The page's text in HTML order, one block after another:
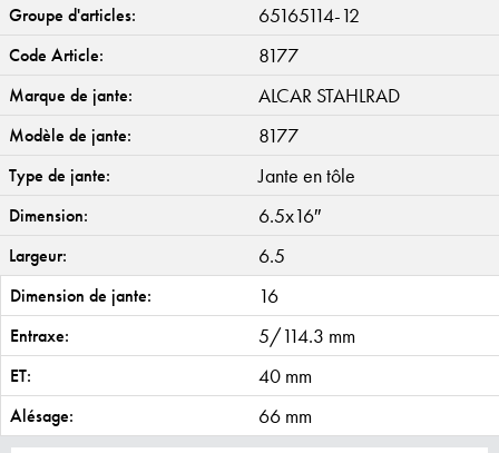
Groupe d'articles:
65165114-12
Code Article: 8177
Marque de jante: ALCAR STAHLRAD
Modèle de jante: 8177
Type de jante: Jante en tôle
Dimension: 6.5x16″
Largeur: 6.5
Dimension de jante: 16
Entraxe: 5/114.3 mm
ET: 40 mm
Alésage: 66 mm